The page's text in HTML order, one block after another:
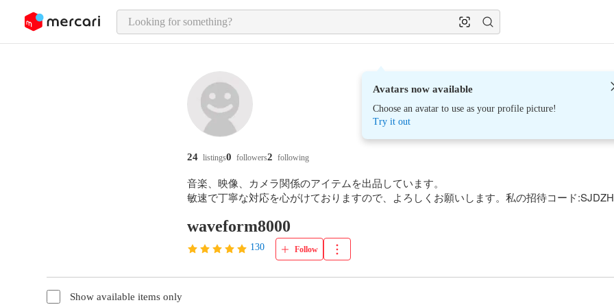
page content
Avatars now available
Choose an avatar to use as your profile picture!
Try it out
waveform8000
130 Follow
24 listings0 followers2 following
音楽、映像、カメラ関係のアイテムを出品しています。
敏速で丁寧な対応を心がけておりますので、よろしくお願いします。私の招待コード
Show available items only